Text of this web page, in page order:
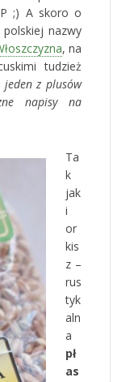
;) A skoro o
nazwy
, na
tudzież
z plusów
napisy na
Ta
k
jak
i
or
kis
z –
rus
tyk
aln
a
pł
as